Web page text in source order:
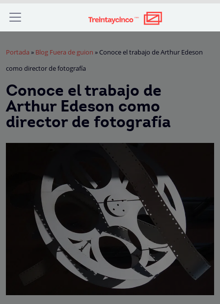
Portada » Blog Fuera de guion » Conoce el trabajo de Arthur Edeson
como director de fotografía
Conoce el trabajo de
Arthur Edeson como
director de fotografía